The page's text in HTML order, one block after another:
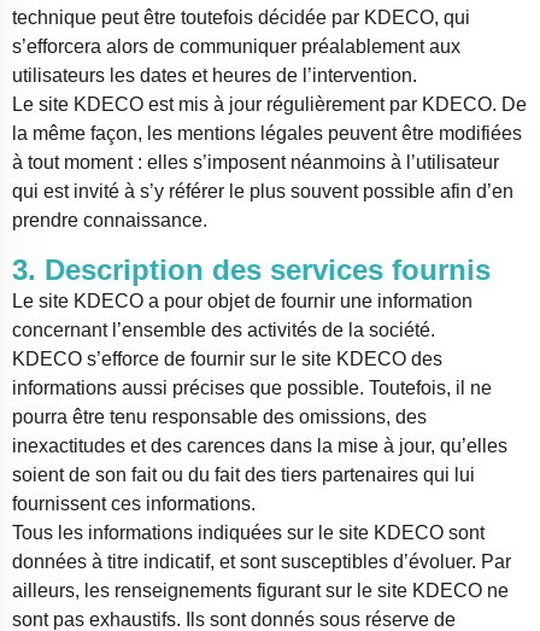
technique peut être toutefois décidée par KDECO, qui
s’efforcera alors de communiquer préalablement aux
utilisateurs les dates et heures de l’intervention.
Le site KDECO est mis à jour régulièrement par KDECO. De
la même façon, les mentions légales peuvent être modifiées
à tout moment : elles s’imposent néanmoins à l’utilisateur
qui est invité à s’y référer le plus souvent possible afin d’en
prendre connaissance.
3. Description des services fournis
Le site KDECO a pour objet de fournir une information
concernant l’ensemble des activités de la société.
KDECO s’efforce de fournir sur le site KDECO des
informations aussi précises que possible. Toutefois, il ne
pourra être tenu responsable des omissions, des
inexactitudes et des carences dans la mise à jour, qu’elles
soient de son fait ou du fait des tiers partenaires qui lui
fournissent ces informations.
Tous les informations indiquées sur le site KDECO sont
données à titre indicatif, et sont susceptibles d’évoluer. Par
ailleurs, les renseignements figurant sur le site KDECO ne
sont pas exhaustifs. Ils sont donnés sous réserve de